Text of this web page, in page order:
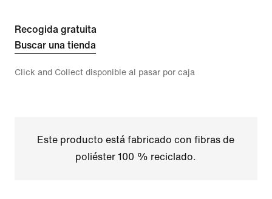
Recogida gratuita
Buscar una tienda
Click and Collect disponible al pasar por caja
Este producto está fabricado con fibras de
poliéster 100 % reciclado.